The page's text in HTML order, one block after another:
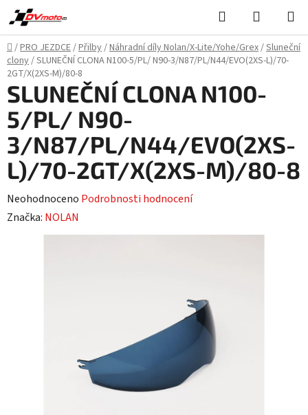
Přejít
na
obsah
Hledat
KOŠÍK
Domů
/PRO JEZDCE/Přilby/Náhradní díly Nolan/X-Lite/Yohe/Grex/Sluneční
clony/SLUNEČNÍ CLONA N100-5/PL/ N90-3/N87/PL/N44/EVO(2XS-L)/70-
2GT/X(2XS-M)/80-8
SLUNEČNÍ CLONA N100-
5/PL/ N90-
3/N87/PL/N44/EVO(2XS-
L)/70-2GT/X(2XS-M)/80-8
Průměrné
hodnocení
produktu
Neohodnoceno Podrobnosti hodnocení
Značka: NOLAN